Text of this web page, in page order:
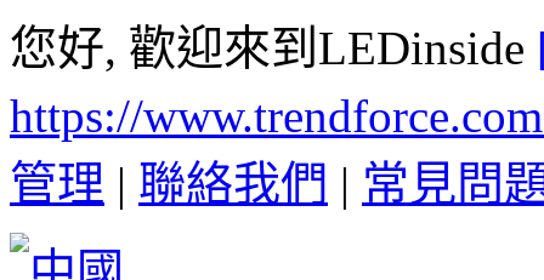
您好, 歡迎來到LEDinside
https://
管理 | 聯絡我們 | 常見問